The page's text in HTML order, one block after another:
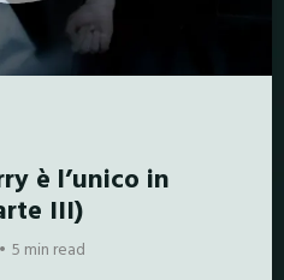
è l’unico in
III)
5 min read